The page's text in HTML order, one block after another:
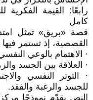
رابعًا: القيمة
كامل
قصة «بريق» تمثل
القصصية، إذ تستمر فيها
· الاهتمام بالوعي
· العلاقة بين الجسد
· التوتر النفسي
للجسد والرغبة والفقد.
النص يقدّم نموذجًا